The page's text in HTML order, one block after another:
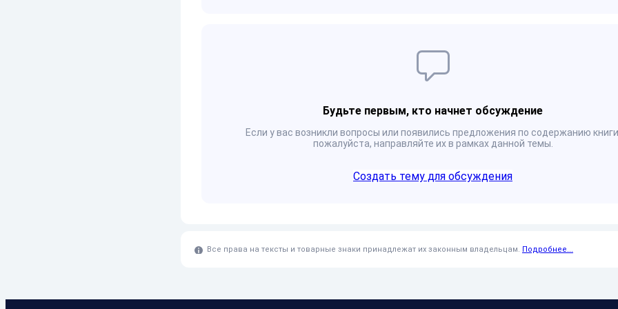
Будьте первым, кто начнет обсуждение
Если у вас возникли вопросы или появились предложения по содержанию
пожалуйста, направляйте их в рамках данной темы.
Создать тему для обсуждения
Все права на тексты и товарные знаки принадлежат их законным владельцам. Подробнее...